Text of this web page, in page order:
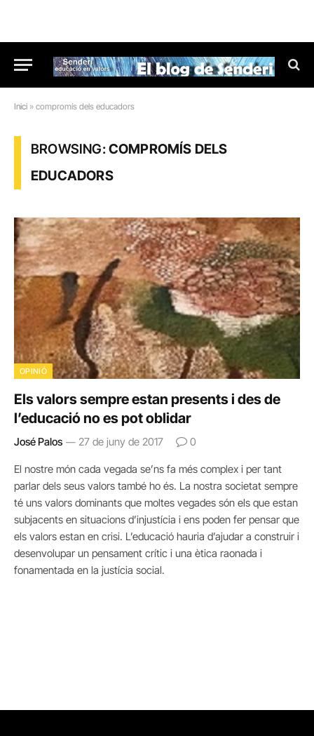
Inici » compromís dels educadors
BROWSING:COMPROMÍS DELS
EDUCADORS
OPINIÓ
Els valors sempre estan presents i des de
l’educació no es pot oblidar
José Palos 27 de juny de 2017 0
El nostre món cada vegada se’ns fa més complex i per tant
parlar dels seus valors també ho és. La nostra societat sempre
té uns valors dominants que moltes vegades són els que estan
subjacents en situacions d’injustícia i ens poden fer pensar que
els valors estan en crisi. L’educació hauria d’ajudar a construir i
desenvolupar un pensament crític i una ètica raonada i
fonamentada en la justícia social.